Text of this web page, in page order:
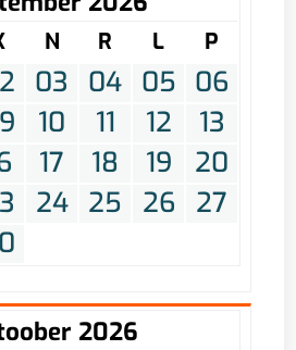
N R L P
03 04 05 06
10 11 12
13
17 18 19
20
24 25 26
27
2026